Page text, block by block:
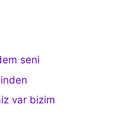
seni
var bizim